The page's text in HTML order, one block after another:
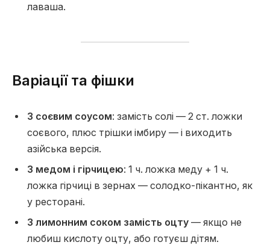
лаваша.
Варіації та фішки
З соєвим соусом: замість солі — 2 ст. ложки
соєвого, плюс трішки імбиру — і виходить
азійська версія.
З медом і гірчицею: 1 ч. ложка меду + 1 ч.
ложка гірчиці в зернах — солодко-пікантно, як
у ресторані.
З лимонним соком замість оцту — якщо не
любиш кислоту оцту, або готуєш дітям.